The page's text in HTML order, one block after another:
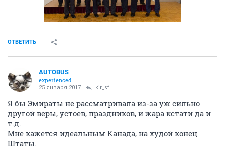
ОТВЕТИТЬ
AUTOBUS
experienced
25 января 2017 kir_sf
Я бы Эмираты не рассматривала из-за уж сильно
другой веры, устоев, праздников, и жара кстати да и
т.д.
Мне кажется идеальным Канада, на худой конец
Штаты.